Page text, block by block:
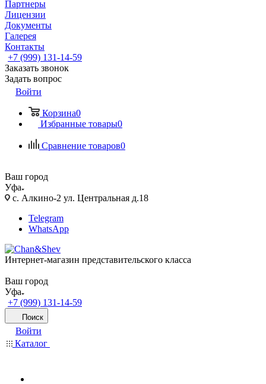
Партнеры
Лицензии
Документы
Галерея
Контакты
+7 (999) 131-14-59
Заказать звонок
Задать вопрос
Войти
Корзина0
Избранные товары0
Сравнение товаров0
Ваш город
Уфа
с. Алкино-2 ул. Центральная д.18
Telegram
WhatsApp
Интернет-магазин представительского класса
Ваш город
Уфа
+7 (999) 131-14-59
Поиск
Войти
Каталог